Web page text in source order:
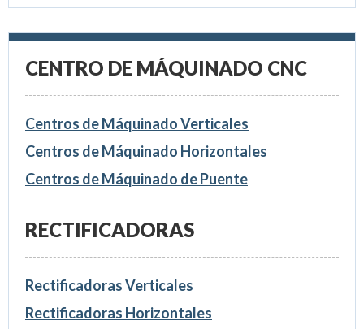
CENTRO DE MÁQUINADO CNC
Centros de Máquinado Verticales
Centros de Máquinado Horizontales
Centros de Máquinado de Puente
RECTIFICADORAS
Rectificadoras Verticales
Rectificadoras Horizontales